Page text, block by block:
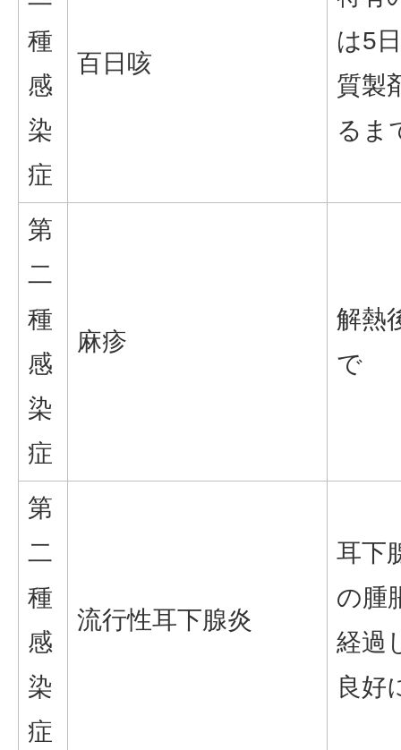
種
感
染
症
百日咳
は5
質製
るま
第
二
種
感
染
症
麻疹
解熱
で
第
二
種
感
染
症
流行性耳下腺炎
耳下
の腫
経過
良好